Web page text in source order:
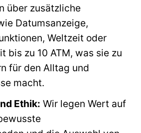
über zusätzliche
Datumsanzeige,
Weltzeit oder
bis zu 10 ATM, was sie zu
für den Alltag und
macht.
Ethik: Wir legen Wert auf